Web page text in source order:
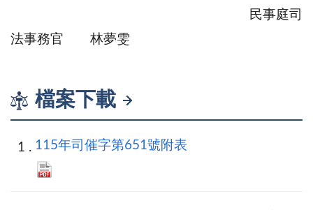
民事庭司
法事務官 林夢雯
檔案下載
115年司催字第651號附表